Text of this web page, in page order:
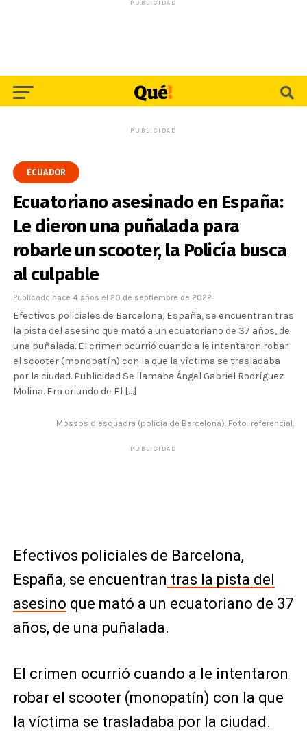
PUBLICIDAD
PUBLICIDAD
ECUADOR
Ecuatoriano asesinado en España:
Le dieron una puñalada para
robarle un scooter, la Policía busca
al culpable
Publicado hace 4 años el 20 de septiembre de 2022
Efectivos policiales de Barcelona, España, se encuentran tras
la pista del asesino que mató a un ecuatoriano de 37 años, de
una puñalada. El crimen ocurrió cuando a le intentaron robar
el scooter (monopatín) con la que la víctima se trasladaba
por la ciudad. Publicidad Se llamaba Ángel Gabriel Rodríguez
Molina. Era oriundo de El […]
Mossos d esquadra (policía de Barcelona). Foto: referencial.
PUBLICIDAD
Efectivos policiales de Barcelona,
España, se encuentran tras la pista del
asesino que mató a un ecuatoriano de 37
años, de una puñalada.
El crimen ocurrió cuando a le intentaron
robar el scooter (monopatín) con la que
la víctima se trasladaba por la ciudad.